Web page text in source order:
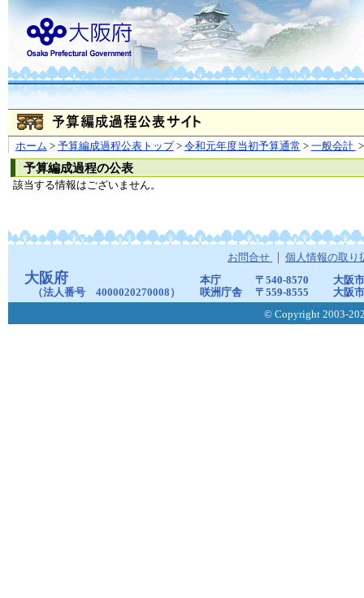
ホーム > 予算編成過程公表トップ> 令和元年度当初予算通常 > 一般会計 >
予算編成過程の公表
該当する情報はございません。
お問合せ 個人情報の取り
大阪府
（法人番号 4000020270008）
本庁 〒540-8570
大阪
咲洲庁舎
〒559-8555
大阪
© Copyright 2003-